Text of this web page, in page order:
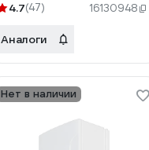
4.7(47) 16130948
Аналоги
Нет в наличии